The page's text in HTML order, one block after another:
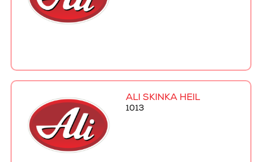
ALI SKINKA HEIL
1013